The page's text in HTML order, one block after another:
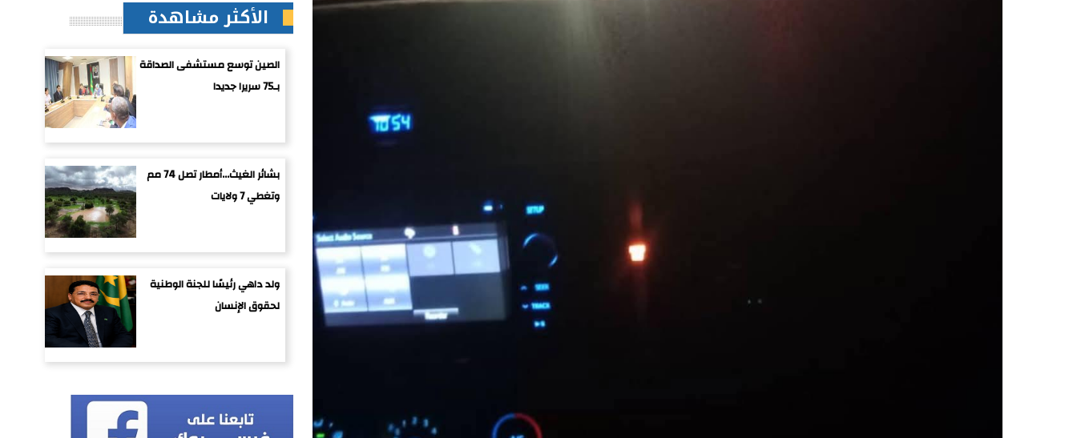
الأكثر مشاهدة
الصين توسع مستشفى الصداقة
بـ75 سريرا جديدا
بشائر الغيث...أمطار تصل 74 مم
وتغطي 7 ولايات
ولد داهي رئيسًا للجنة الوطنية
لحقوق الإنسان